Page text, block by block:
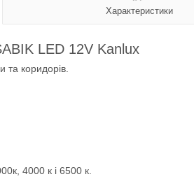
Характеристики
LED 12V Kanlux
та коридорів.
4000 к і 6500 к.